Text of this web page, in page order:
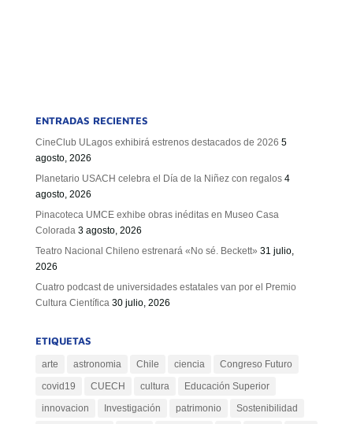
ENTRADAS RECIENTES
CineClub ULagos exhibirá estrenos destacados de 2026 5
agosto, 2026
Planetario USACH celebra el Día de la Niñez con regalos 4
agosto, 2026
Pinacoteca UMCE exhibe obras inéditas en Museo Casa
Colorada 3 agosto, 2026
Teatro Nacional Chileno estrenará «No sé. Beckett» 31 julio,
2026
Cuatro podcast de universidades estatales van por el Premio
Cultura Científica 30 julio, 2026
ETIQUETAS
arte astronomia Chile ciencia
Congreso Futuro
covid19
CUECH cultura
Educación Superior
innovacion
Investigación patrimonio
Sostenibilidad